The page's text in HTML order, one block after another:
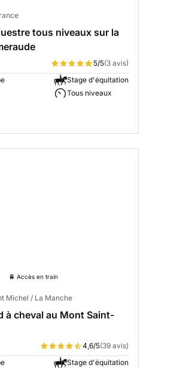
tous niveaux sur la
5/5(3 avis)
Stage d'équitation
Tous niveaux
🚆 Accès en train
Michel / La Manche
à cheval au Mont Saint-
4,6/5(39 avis)
Stage d'équitation